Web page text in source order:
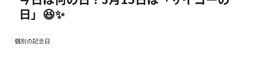
日」😆✨
個別の記念日